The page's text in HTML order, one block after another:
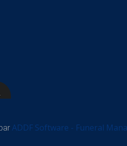
ADDF Software - Funeral